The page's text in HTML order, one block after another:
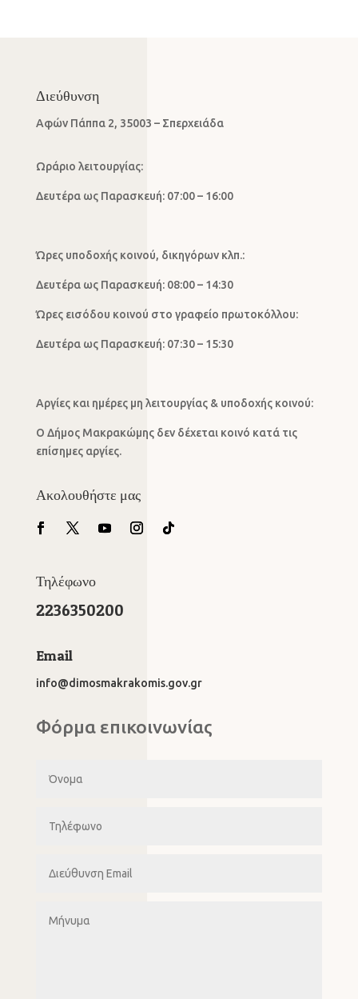
Διεύθυνση
Αφών Πάππα 2, 35003 – Σπερχειάδα
Ωράριο λειτουργίας:
Δευτέρα ως Παρασκευή: 07:00 – 16:00
Ώρες υποδοχής κοινού, δικηγόρων κλπ.:
Δευτέρα ως Παρασκευή: 08:00 – 14:30
Ώρες εισόδου κοινού στο γραφείο πρωτοκόλλου:
Δευτέρα ως Παρασκευή: 07:30 – 15:30
Αργίες και ημέρες μη λειτουργίας & υποδοχής κοινού:
Ο Δήμος Μακρακώμης δεν δέχεται κοινό κατά τις
επίσημες αργίες.
Ακολουθήστε μας
Τηλέφωνο
2236350200
Email
info@dimosmakrakomis.gov.gr
Φόρμα επικοινωνίας